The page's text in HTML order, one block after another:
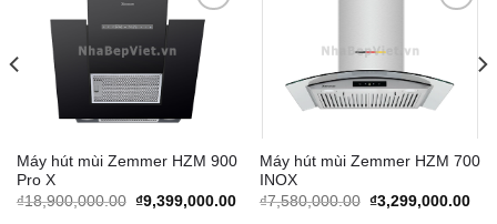
Add to
Wishlist
Máy hút mùi Zemmer HZM 900
Pro X
₫18,900,000.00 Original
price
₫9,399,000.00Current
Máy hút mùi Zemmer HZM 700
INOX
₫7,580,000.00 Original
price
₫3,299,000.00